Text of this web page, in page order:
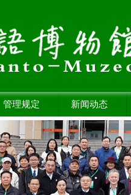
管理规定 新闻动态